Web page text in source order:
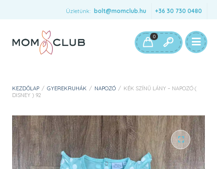
Üzletünk: bolt@momclub.hu +36 30 730 0480
0
KEZDŐLAP / GYEREKRUHÁK / NAPOZÓ / KÉK SZÍNŰ LÁNY – NAPOZÓ (
DISNEY ) 92